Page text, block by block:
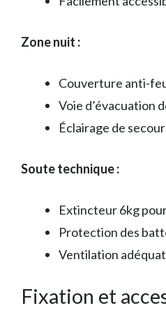
Zone nuit :
Couverture anti-
Voie d’évacuation
Éclairage de
Soute technique :
Extincteur 6kg
Protection des
Ventilation
Fixation et